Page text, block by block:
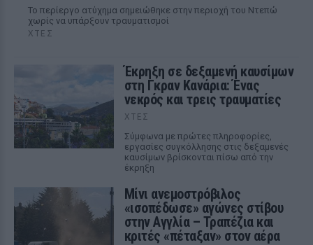
Το περίεργο ατύχημα σημειώθηκε στην περιοχή του Ντεπώ
χωρίς να υπάρξουν τραυματισμοί
ΧΤΕΣ
Έκρηξη σε δεξαμενή καυσίμων
στη Γκραν Κανάρια: Ένας
νεκρός και τρεις τραυματίες
ΧΤΕΣ
Σύμφωνα με πρώτες πληροφορίες,
εργασίες συγκόλλησης στις δεξαμενές
καυσίμων βρίσκονται πίσω από την
έκρηξη
Μίνι ανεμοστρόβιλος
«ισοπέδωσε» αγώνες στίβου
στην Αγγλία – Τραπέζια και
κριτές «πέταξαν» στον αέρα